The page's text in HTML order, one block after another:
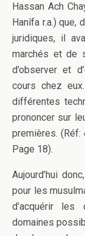
Hassan Ach
Hanîfa r.a.) que,
juridiques, il
marchés et de
d’observer et
cours chez
différentes
prononcer sur
premières. (Réf:
Page 18).
Aujourd’hui
pour les
d’acquérir les
domaines